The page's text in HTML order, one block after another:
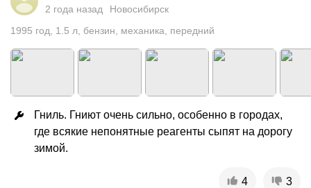
2 года назад
Новосибирск
1995 год 1.5 л бензин механика передний
Гниль. Гниют очень сильно, особенно в городах,
где всякие непонятные реагенты сыпят на дорогу
зимой.
4 3